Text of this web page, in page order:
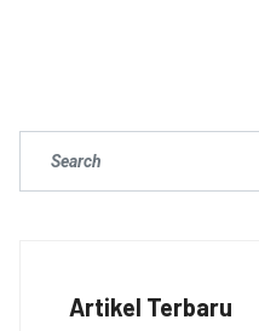
Artikel Terbaru